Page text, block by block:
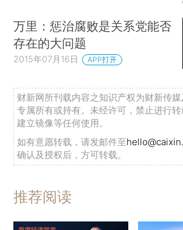
万里：惩治腐败是关系党能否
存在的大问题
2015年07月16日 APP打开
财新网所刊载内容之知识产权为财新传
专属所有或持有。未经许可，禁止进行
建立镜像等任何使用。
如有意愿转载，请发邮件至
确认及授权后，方可转载。
推荐阅读